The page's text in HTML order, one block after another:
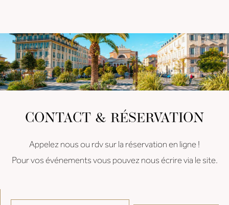
CONTACT & RÉSERVATION
Appelez nous ou rdv sur la réservation en ligne !
Pour vos événements vous pouvez nous écrire via le site.